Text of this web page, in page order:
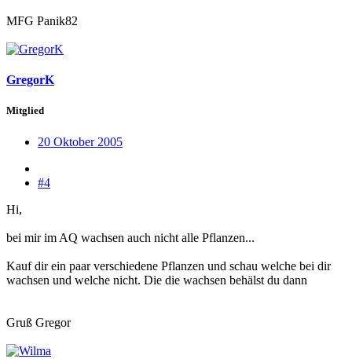
MFG Panik82
GregorK
Mitglied
20 Oktober 2005
#4
Hi,
bei mir im AQ wachsen auch nicht alle Pflanzen...
Kauf dir ein paar verschiedene Pflanzen und schau welche bei dir
wachsen und welche nicht. Die die wachsen behälst du dann
Gruß Gregor